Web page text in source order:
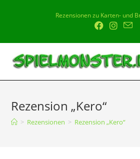
Rezensionen zu Karten- und
Rezension „Kero“
> Rezensionen > Rezension „Kero“